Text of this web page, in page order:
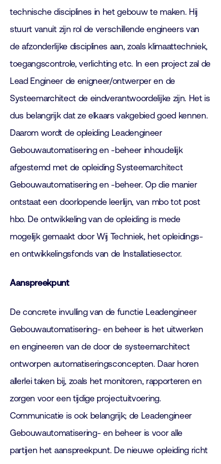
technische disciplines in het gebouw te maken. Hij
stuurt vanuit zijn rol de verschillende engineers van
de afzonderlijke disciplines aan, zoals klimaattechniek,
toegangscontrole, verlichting etc. In een project zal de
Lead Engineer de enigneer/ontwerper en de
Systeemarchitect de eindverantwoordelijke zijn. Het is
dus belangrijk dat ze elkaars vakgebied goed kennen.
Daarom wordt de opleiding Leadengineer
Gebouwautomatisering en -beheer inhoudelijk
afgestemd met de opleiding Systeemarchitect
Gebouwautomatisering en -beheer. Op die manier
ontstaat een doorlopende leerlijn, van mbo tot post
hbo. De ontwikkeling van de opleiding is mede
mogelijk gemaakt door Wij Techniek, het opleidings-
en ontwikkelingsfonds van de Installatiesector.
Aanspreekpunt
De concrete invulling van de functie Leadengineer
Gebouwautomatisering- en beheer is het uitwerken
en engineeren van de door de systeemarchitect
ontworpen automatiseringsconcepten. Daar horen
allerlei taken bij, zoals het monitoren, rapporteren en
zorgen voor een tijdige projectuitvoering.
Communicatie is ook belangrijk; de Leadengineer
Gebouwautomatisering- en beheer is voor alle
partijen het aanspreekpunt. De nieuwe opleiding richt